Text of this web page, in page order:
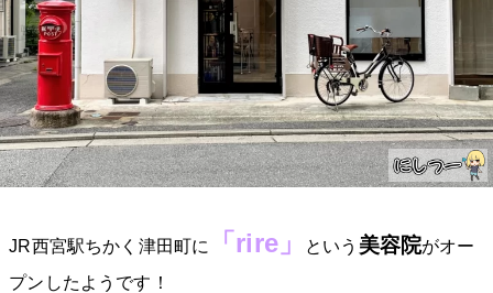
JR西宮駅ちかく津田町に 「rire」 という 美容院がオー
プンしたようです！